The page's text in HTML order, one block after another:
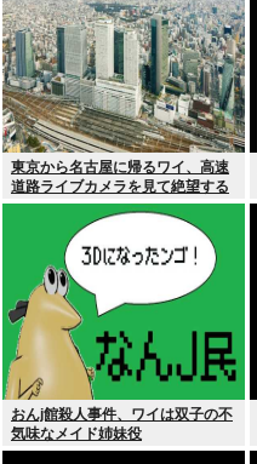
東京から名古屋に帰るワイ、高速
道路ライブカメラを見て絶望する
おんj館殺人事件、ワイは双子の不
気味なメイド姉妹役